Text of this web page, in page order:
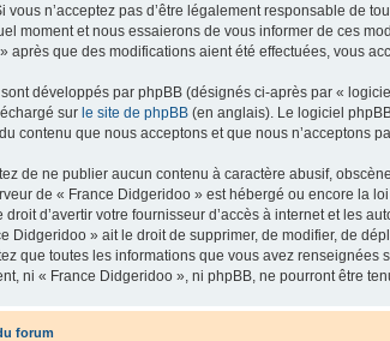
vous n’acceptez pas d’être légalement responsable de
moment et nous essaierons de vous informer de ces
après que des modifications aient été effectuées, vous
développés par phpBB (désignés ci-après par «
sur le site de phpBB (en anglais). Le logiciel
contenu que nous acceptons et que nous n’acceptons
de ne publier aucun contenu à caractère abusif,
de « France Didgeridoo » est hébergé ou encore la
droit d’avertir votre fournisseur d’accès à internet et les
Didgeridoo » ait le droit de supprimer, de modifier, de
que toutes les informations que vous avez
ni « France Didgeridoo », ni phpBB, ne pourront être
forum